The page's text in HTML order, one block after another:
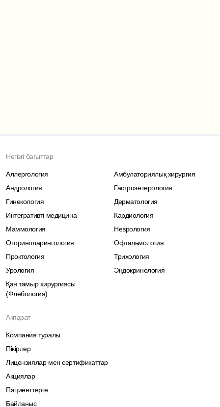
Негізгі бағыттар
Аллергология
Амбулаториялық хирургия
Андрология
Гастроэнтерология
Гинекология
Дерматология
Интегративті медицина
Кардиология
Маммология
Неврология
Оториноларингология
Офтальмология
Проктология
Трихология
Урология
Эндокринология
Қан тамыр хирургиясы
(Флебология)
Ақпарат
Компания туралы
Пікірлер
Лицензиялар мен сертификаттар
Акциялар
Пациенттерге
Байланыс